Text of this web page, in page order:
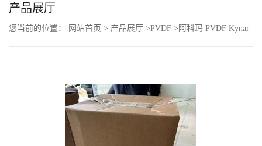
页
公
产品展厅
您当前的位置： 网站首页 > 产品展厅 >PVDF > 阿科玛 PVDF Kynar